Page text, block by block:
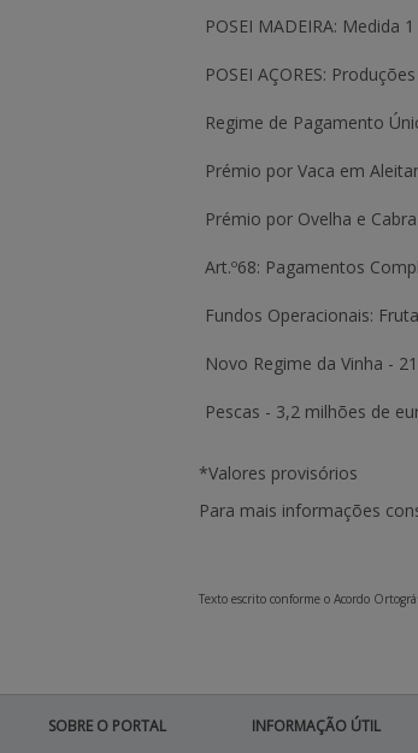
POSEI MADEIRA: Medida 1
POSEI AÇORES:
Regime de Pagamento
Prémio por Vaca em
Prémio por Ovelha e
Art.º68: Pagamentos
Fundos Operacionais:
Novo Regime da Vinha -
Pescas - 3,2 milhões de
*Valores provisórios
Para mais informações
Texto escrito conforme o Acordo
SOBRE O PORTAL
INFORMAÇÃO ÚTIL